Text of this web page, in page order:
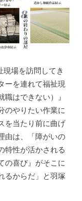
場を訪問してき
ーを連れて福祉現
はできない）』
のやりたい作業に
を当たり前に曲げ
由は、「障がいの
特性が活かされる
の喜び』がそこに
るからだ」と羽塚